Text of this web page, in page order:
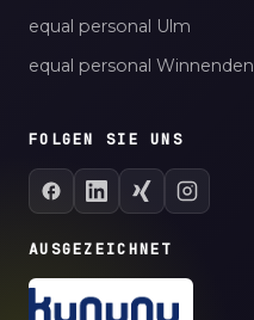
equal personal Ulm
equal personal Winnenden
FOLGEN SIE UNS
AUSGEZEICHNET